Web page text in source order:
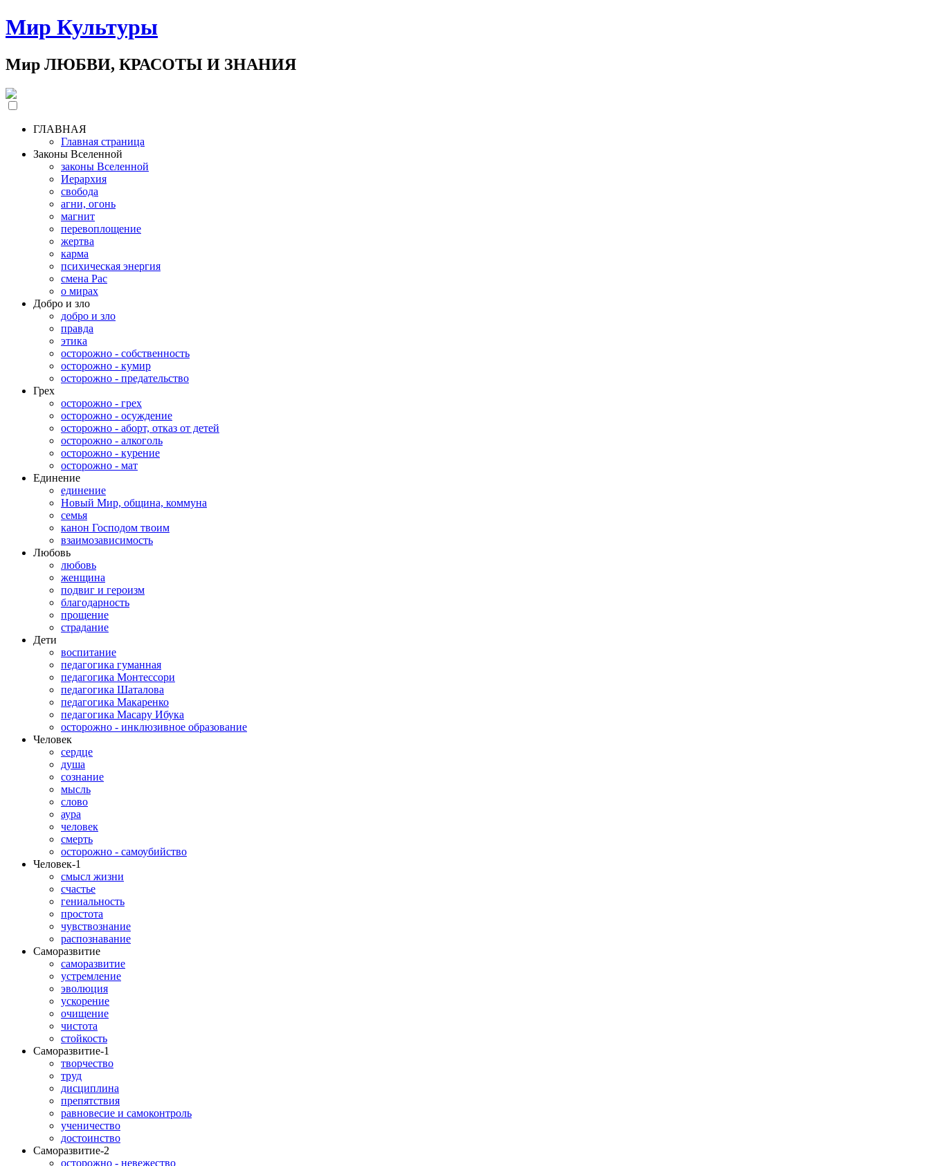
Мир Культуры
Мир ЛЮБВИ, КРАСОТЫ И ЗНАНИЯ
ГЛАВНАЯ
Главная страница
Законы Вселенной
законы Вселенной
Иерархия
свобода
агни, огонь
магнит
перевоплощение
жертва
карма
психическая энергия
смена Рас
о мирах
Добро и зло
добро и зло
правда
этика
осторожно - собственность
осторожно - кумир
осторожно - предательство
Грех
осторожно - грех
осторожно - осуждение
осторожно - аборт, отказ от детей
осторожно - алкоголь
осторожно - курение
осторожно - мат
Единение
единение
Новый Мир, община, коммуна
семья
канон Господом твоим
взаимозависимость
Любовь
любовь
женщина
подвиг и героизм
благодарность
прощение
страдание
Дети
воспитание
педагогика гуманная
педагогика Монтессори
педагогика Шаталова
педагогика Макаренко
педагогика Масару Ибука
осторожно - инклюзивное образование
Человек
сердце
душа
сознание
мысль
слово
аура
человек
смерть
осторожно - самоубийство
Человек-1
смысл жизни
счастье
гениальность
простота
чувствознание
распознавание
Саморазвитие
саморазвитие
устремление
эволюция
ускорение
очищение
чистота
стойкость
Саморазвитие-1
творчество
труд
дисциплина
препятствия
равновесие и самоконтроль
ученичество
достоинство
Саморазвитие-2
осторожно - невежество